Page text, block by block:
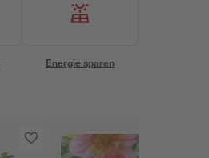
Energie sparen